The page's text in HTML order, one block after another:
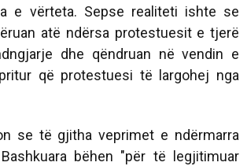
e vërteta. Sepse realiteti ishte se
atë ndërsa protestuesit e tjerë
dhe qëndruan në vendin e
që protestuesi të largohej nga
se të gjitha veprimet e ndërmarra
bëhen "për të legjitimuar